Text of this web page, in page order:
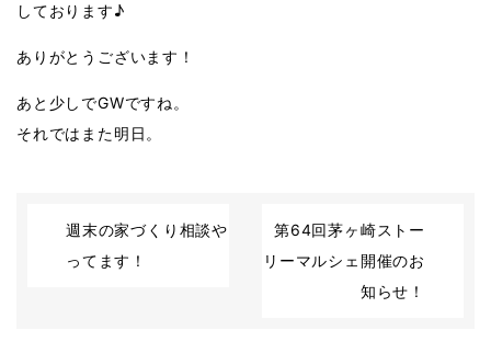
しております♪
ありがとうございます！
あと少しでGWですね。
それではまた明日。
週末の家づくり相談や
ってます！
第64回茅ヶ崎ストー
リーマルシェ開催のお
知らせ！